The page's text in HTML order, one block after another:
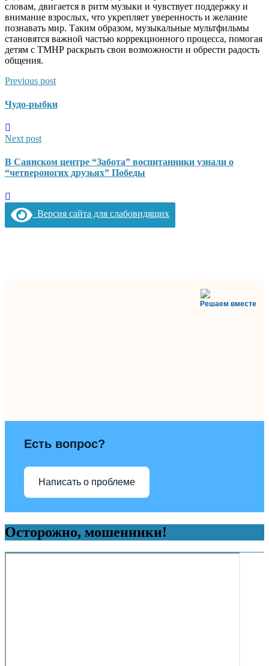
словам, двигается в ритм музыки и чувствует поддержку и
внимание взрослых, что укрепляет уверенность и желание
познавать мир. Таким образом, музыкальные мультфильмы
становятся важной частью коррекционного процесса, помогая
детям с ТМНР раскрыть свои возможности и обрести радость
общения.
Previous post
Чудо-рыбки
Next post
В Саянском центре “Забота” воспитанники узнали о
“четвероногих друзьях” Победы
Версия сайта для слабовидящих
Решаем вместе
Есть вопрос?
Написать о проблеме
Осторожно, мошенники!